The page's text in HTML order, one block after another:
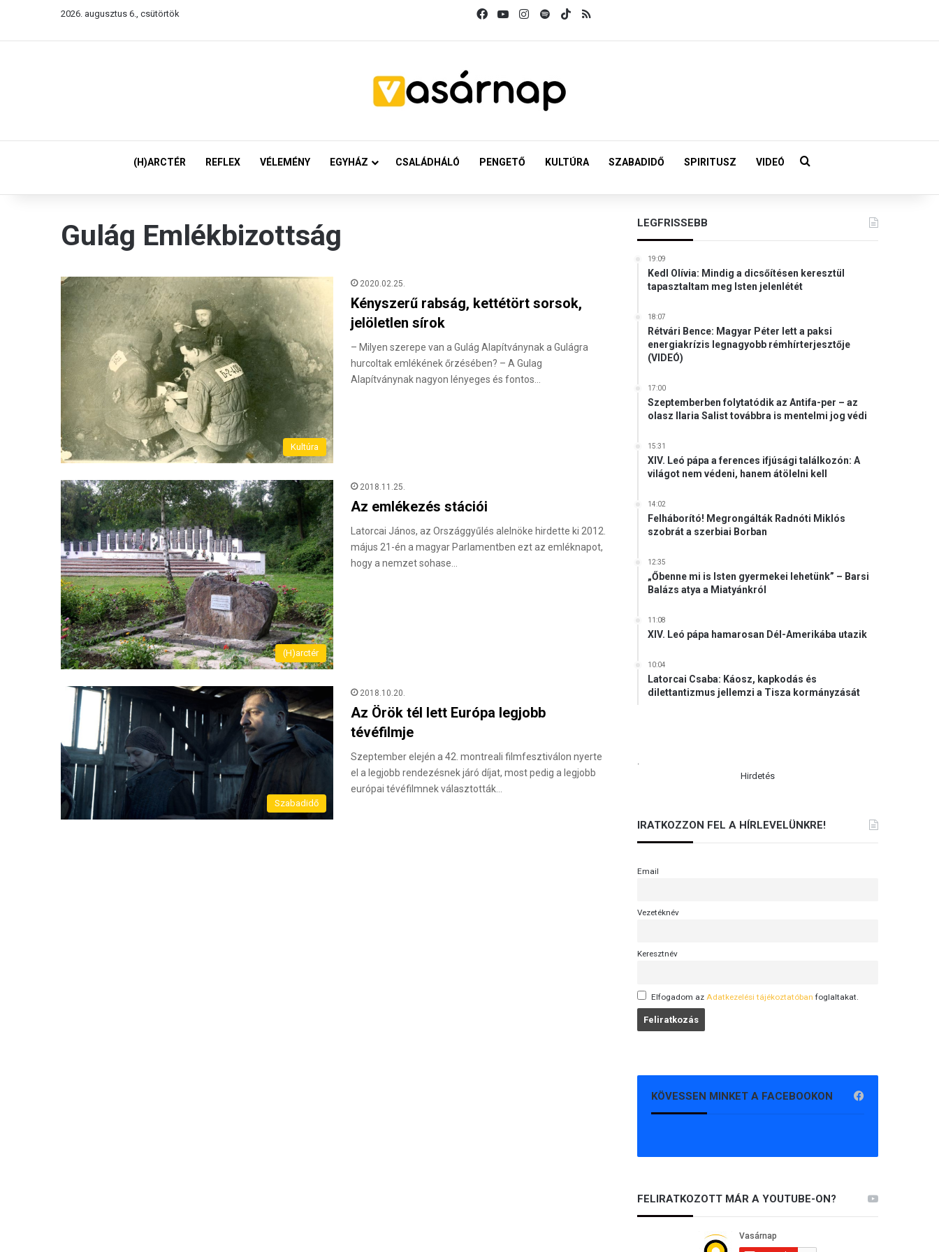
2026. augusztus 6., csütörtök FacebookYouTubeInstagram
SpotifyTikTok
(H)ARCTÉR REFLEX VÉLEMÉNY EGYHÁZ CSALÁDHÁLÓ PENGETŐ KULTÚRA SZABADIDŐ SPIRITUSZ VIDEÓ Keresés:
Gulág Emlékbizottság
Kultúra
2020.02.25.
Kényszerű rabság, kettétört sorsok,
jelöletlen sírok
– Milyen szerepe van a Gulág Alapítványnak a Gulágra
hurcoltak emlékének őrzésében? – A Gulag
Alapítványnak nagyon lényeges és fontos…
(H)arctér
2018.11.25.
Az emlékezés stációi
Latorcai János, az Országgyűlés alelnöke hirdette ki 2012.
május 21-én a magyar Parlamentben ezt az emléknapot,
hogy a nemzet sohase…
Szabadidő
2018.10.20.
Az Örök tél lett Európa legjobb
tévéfilmje
Szeptember elején a 42. montreali filmfesztiválon nyerte
el a legjobb rendezésnek járó díjat, most pedig a legjobb
európai tévéfilmnek választották…
LEGFRISSEBB
19:09
Kedl Olívia: Mindig a dicsőítésen keresztül
tapasztaltam meg Isten jelenlétét
18:07
Rétvári Bence: Magyar Péter lett a paksi
energiakrízis legnagyobb rémhírterjesztője
(VIDEÓ)
17:00
Szeptemberben folytatódik az Antifa-per – az
olasz Ilaria Salist továbbra is mentelmi jog védi
15:31
XIV. Leó pápa a ferences ifjúsági találkozón: A
világot nem védeni, hanem átölelni kell
14:02
Felháborító! Megrongálták Radnóti Miklós
szobrát a szerbiai Borban
12:35
„Őbenne mi is Isten gyermekei lehetünk” – Barsi
Balázs atya a Miatyánkról
11:08
XIV. Leó pápa hamarosan Dél-Amerikába utazik
10:04
Latorcai Csaba: Káosz, kapkodás és
dilettantizmus jellemzi a Tisza kormányzását
.
Hirdetés
IRATKOZZON FEL A HÍRLEVELÜNKRE!
Email
Vezetéknév
Keresztnév
Elfogadom az Adatkezelési tájékoztatóban foglaltakat.
KÖVESSEN MINKET A FACEBOOKON
FELIRATKOZOTT MÁR A YOUTUBE-ON?